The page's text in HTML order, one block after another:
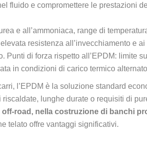
fluido e compromettere le prestazioni
e all’ammoniaca, range di
resistenza all’invecchiamento e
Punti di forza rispetto all’EPDM: limite
in condizioni di carico termico
l’EPDM è la soluzione standard
lunghe durate o requisiti di
road, nella costruzione di banchi
telato offre vantaggi significativi.